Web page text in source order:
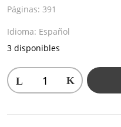
Páginas: 391
Idioma: Español
3 disponibles